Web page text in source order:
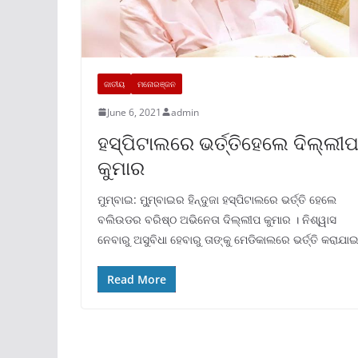
ଜାତୀୟ ମନୋରଞ୍ଜନ
June 6, 2021 admin
ହସ୍ପିଟାଲରେ ଭର୍ତ୍ତିହେଲେ ଦିଲ୍ଲୀପ
କୁମାର
ମୁମ୍ବାଇ: ମୁ୍‌ମ୍ବାଇର ହିନ୍ଦୁଜା ହସ୍ପିଟାଲରେ ଭର୍ତ୍ତି ହେଲେ
ବଲିଉଡର ବରିଷ୍ଠ ଅଭିନେତା ଦିଲ୍ଲୀପ କୁମାର । ନିଶ୍ୱାସ
ନେବାରୁ ଅସୁବିଧା ହେବାରୁ ତାଙ୍କୁ ମେଡିକାଲରେ ଭର୍ତ୍ତି
Read More